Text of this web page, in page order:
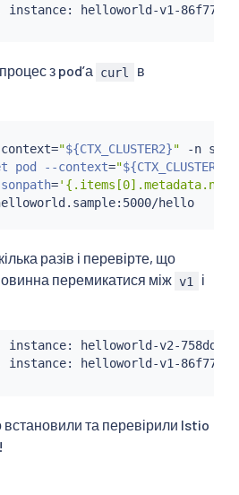
helloworld-v1-
з podʼа curl в
="${CTX_CLUSTER2}" -n
pod --context="${CTX_CLUSTER2}
=
-sS helloworld.sample:5000/hello
разів і перевірте, що
перемикатися між v1 і
helloworld-v2-
helloworld-v1-
встановили та перевірили Istio